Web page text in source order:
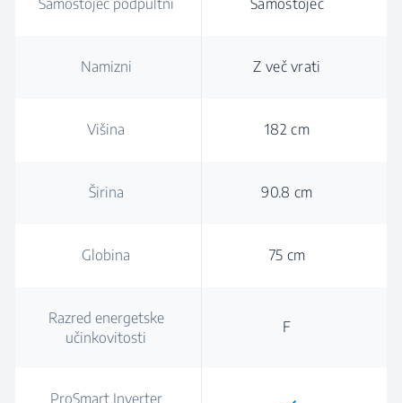
Samostoječ podpultni Samostoječ
Namizni Z več vrati
Višina 182 cm
Širina 90.8 cm
Globina 75 cm
Razred energetske
učinkovitosti
F
ProSmart Inverter